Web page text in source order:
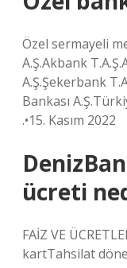
Özel sermayeli
A.Ş.Akbank
A.Ş.Şekerbank
Bankası
.•15. Kasım 2022
ücreti
FAİZ VE
kartTahsilat